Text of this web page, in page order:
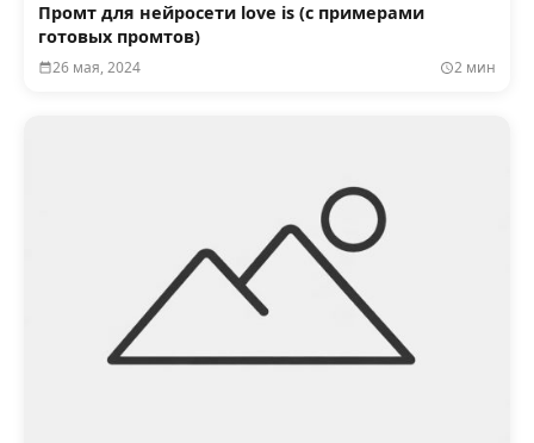
Промт для нейросети love is (с примерами
готовых промтов)
26 мая, 2024 2 мин